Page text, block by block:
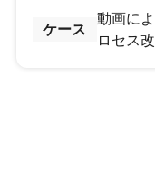
ケース
動画に
ロセス